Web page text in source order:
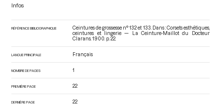
Infos
RÉFÉRENCE BIBLIOGRAPHIQUE
Ceintures de grossesse n° 132 et 133. Dans : Corsets esthétiques,
ceintures et lingerie — La Ceinture-Maillot du Docteur
Clarans . 1900. p. 22.
LANGUE PRINCIPALE Français
NOMBRE DE PAGES 1
PREMIÈRE PAGE 22
DERNIÈRE PAGE 22